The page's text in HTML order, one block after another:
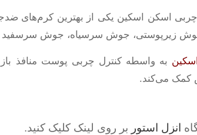
اسکن اسکین یکی از بهترین کرم‌های
جوش زیرپوستی، جوش سرسیاه، جوش
به واسطه کنترل چربی پوست منافذ باز
کمک می‌کند.
انزل استور بر روی لینک کلیک کنید.